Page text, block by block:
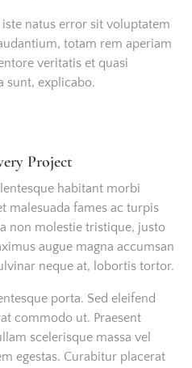
natus error sit voluptatem
totam rem aperiam
veritatis et quasi
sunt, explicabo.
Project
habitant morbi
malesuada fames ac turpis
non molestie tristique, justo
augue magna accumsan
neque at, lobortis tortor.
porta. Sed eleifend
commodo ut. Praesent
scelerisque massa vel
egestas. Curabitur placerat